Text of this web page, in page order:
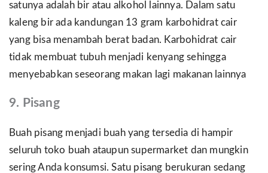
satunya adalah bir atau alkohol lainnya. Dalam satu
kaleng bir ada kandungan 13 gram karbohidrat cair
yang bisa menambah berat badan. Karbohidrat cair
tidak membuat tubuh menjadi kenyang sehingga
menyebabkan seseorang makan lagi makanan lainnya
9. Pisang
Buah pisang menjadi buah yang tersedia di hampir
seluruh toko buah ataupun supermarket dan mungkin
sering Anda konsumsi. Satu pisang berukuran sedang